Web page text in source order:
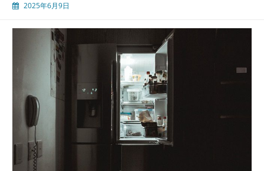
2025年6月9日